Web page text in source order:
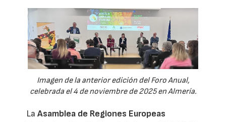
Imagen de la anterior edición del Foro Anual,
celebrada el 4 de noviembre de 2025 en Almería.
LaAsamblea de Regiones Europeas